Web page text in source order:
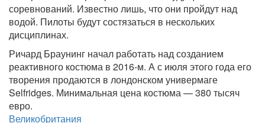
соревнований. Известно лишь, что они пройдут над
водой. Пилоты будут состязаться в нескольких
дисциплинах.
Ричард Браунинг начал работать над созданием
реактивного костюма в 2016-м. А с июля этого года его
творения продаются в лондонском универмаге
Selfridges. Минимальная цена костюма — 380 тысяч
евро.
Великобритания